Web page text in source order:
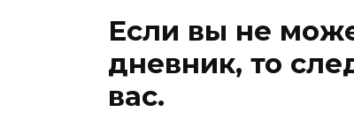
Если вы не
дневник, то
вас.